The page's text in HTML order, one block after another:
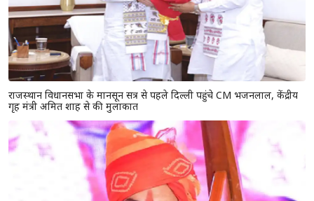
राजस्थान विधानसभा के मानसून सत्र से पहले दिल्ली पहुंचे CM भजनलाल, केंद्रीय
गृह मंत्री अमित शाह से की मुलाकात